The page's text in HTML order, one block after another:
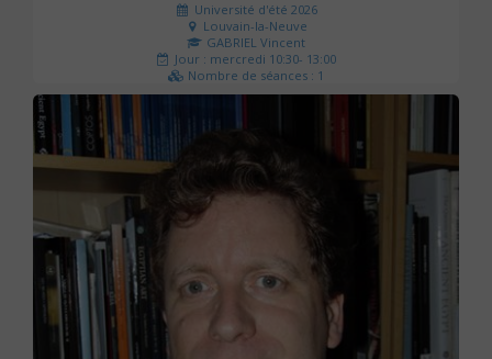
Université d'été 2026
Louvain-la-Neuve
GABRIEL Vincent
Jour : mercredi 10:30- 13:00
Nombre de séances : 1
21 €